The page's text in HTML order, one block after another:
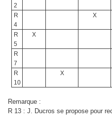
2
R
4
X
R
5
X
R
7
R
10
X
Remarque :
R 13 : J. Ducros se propose pour